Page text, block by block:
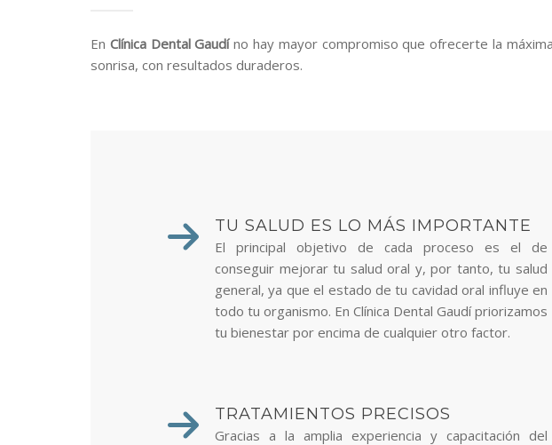
En Clínica Dental Gaudíno hay mayor compromiso que ofrecerte la
sonrisa, con resultados duraderos.
TU SALUD ES LO MÁS IMPORTANTE
El principal objetivo de cada proceso es el de
conseguir mejorar tu salud oral y, por tanto, tu salud
general, ya que el estado de tu cavidad oral influye en
todo tu organismo. En Clínica Dental Gaudí priorizamos
tu bienestar por encima de cualquier otro factor.
TRATAMIENTOS PRECISOS
Gracias a la amplia experiencia y capacitación del